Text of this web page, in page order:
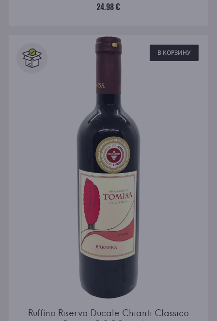
24.98 €
В КОРЗИНУ
Ruffino Riserva Ducale Chianti Classico